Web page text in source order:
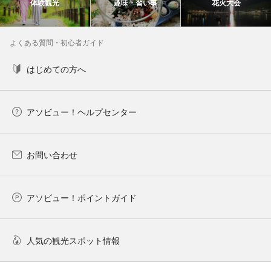
体験観光 趣味・習い事 花火大会
よくある質問・初心者ガイド
はじめての方へ
アソビュー！ヘルプセンター
お問い合わせ
アソビュー！ポイントガイド
人気の観光スポット情報